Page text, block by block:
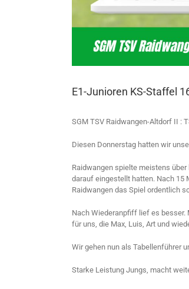
E1-Junioren KS-Staffel
SGM TSV Raidwangen-Altdorf II :
Diesen Donnerstag hatten wir
Raidwangen spielte meistens
darauf eingestellt hatten. Nach 15
Raidwangen das Spiel ordentlich
Nach Wiederanpfiff lief es besser.
für uns, die Max, Luis, Art und
Wir gehen nun als Tabellenführer
Starke Leistung Jungs, macht